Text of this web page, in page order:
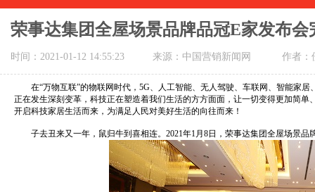
荣事达集团全屋场景品牌品冠E家发布会
时间：2021-01-12 14:55:23 来源：中国营销新闻网 作者：
在“万物互联”的物联网时代，5G、人工智能、无人驾驶、车联网、智能家居
正在发生深刻变革，科技正在塑造着我们生活的方方面面，让一切变得更加简
开启科技家居生活而来，为满足人民对美好生活的向往而来！
子去丑来又一年，鼠归牛到喜相连。2021年1月8日，荣事达集团全屋场景品